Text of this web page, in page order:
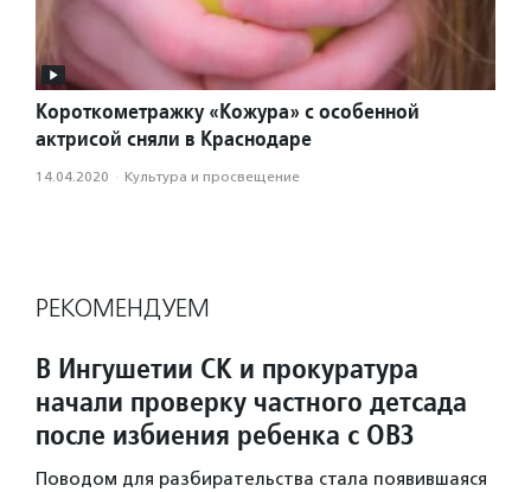
Короткометражку «Кожура» с особенной
актрисой сняли в Краснодаре
14.04.2020 · Культура и просвещение
РЕКОМЕНДУЕМ
В Ингушетии СК и прокуратура
начали проверку частного детсада
после избиения ребенка с ОВЗ
Поводом для разбирательства стала появившаяся